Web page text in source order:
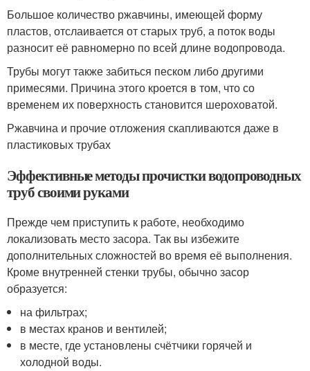
Большое количество ржавчины, имеющей форму
пластов, отслаивается от старых труб, а поток воды
разносит её равномерно по всей длине водопровода.
Трубы могут также забиться песком либо другими
примесями. Причина этого кроется в том, что со
временем их поверхность становится шероховатой.
Ржавчина и прочие отложения скапливаются даже в
пластиковых трубах
Эффективные методы прочистки водопроводных
труб своими руками
Прежде чем приступить к работе, необходимо
локализовать место засора. Так вы избежите
дополнительных сложностей во время её выполнения.
Кроме внутренней стенки трубы, обычно засор
образуется:
на фильтрах;
в местах кранов и вентилей;
в месте, где установлены счётчики горячей и
холодной воды.